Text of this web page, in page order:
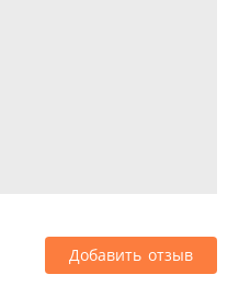
Добавить отзыв